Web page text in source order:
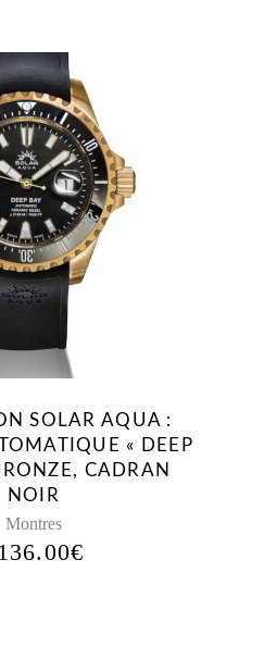
SOLAR AQUA :
« DEEP
CADRAN
NOIR
Montres
€